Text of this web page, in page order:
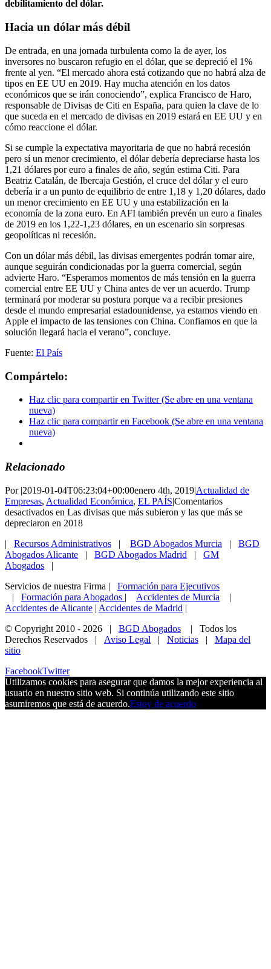
debilitamiento del dólar.
Hacia un dólar más débil
De entrada, en una jornada turbulenta como la de ayer, los
inversores no buscaron refugio en el dólar, que se depreció el 1%
frente al yen. “El mercado ahora está cotizando que no habrá alza de
tipos en EE UU en 2019. Hay mucha atención en los datos
económicos que se irán conociendo”, explica Francisco de Haro,
responsable de Divisas de Citi en España, para quien la clave de lo
que suceda en el mercado de divisas en 2019 estará en EE UU y en
cómo reaccione el dólar.
Si se cumple la expectativa mayoritaria de que no habrá recesión
pero sí un menor crecimiento, el dólar debería depreciarse hasta los
1,21 dólares por euro a finales de año, según estima Citi. Para
Beatriz Catalán, de Ibercaja Gestión, el cruce del dólar y el euro
debería ir a un punto de equilibrio de entre 1,18 y 1,20 dólares, dado
un menor crecimiento en EE UU y una estabilización en la
economía de la zona euro. En AFI también prevén un euro a finales
de 2019 en los 1,22-1,23 dólares, en un escenario sin sorpresas
geopolíticas ni recesión.
Con un dólar más débil, las divisas emergentes podrán tomar aire,
aunque seguirán condicionadas por la guerra comercial, según
advierte Haro. “Esperamos momentos de más tensión en la guerra
comercial entre EE UU y China antes de ver un acuerdo. Trump
terminará por moderar su postura porque va a recibir presiones
desde el mundo empresarial estadounidense, ya estamos viendo en
Apple el impacto de las tensiones con China. Confiamos en que la
solución llegará hacia el verano”, concluye.
Fuente: El País
Compártelo:
Haz clic para compartir en Twitter (Se abre en una ventana
nueva)
Haz clic para compartir en Facebook (Se abre en una ventana
nueva)
Relacionado
Por |2019-01-04T06:23:04+00:00enero 4th, 2019|Actualidad de
Empresas, Actualidad Económica, EL PAÍS|Comentarios
desactivados en Las divisas que más subieron y las que más se
depreciaron en 2018
| Recursos Administrativos | BGD Abogados Murcia | BGD
Abogados Alicante | BGD Abogados Madrid | GM
Abogados |
Servicios de nuestra Firma | Formación para Ejecutivos
| Formación para Abogados | Accidentes de Murcia |
Accidentes de Alicante | Accidentes de Madrid |
© Copyright 2010 - 2026 | BGD Abogados | Todos los
Derechos Reservados | Aviso Legal | Noticias | Mapa del
sitio
FacebookTwitter
Utilizamos cookies para asegurar que damos la mejor experiencia al
usuario en nuestro sitio web. Si continúa utilizando este sitio
asumiremos que está de acuerdo.Estoy de acuerdo